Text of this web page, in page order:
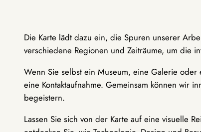
Die Karte lädt dazu ein, die Spuren unserer
verschiedene Regionen und Zeiträume, um die
Wenn Sie selbst ein Museum, eine Galerie
eine Kontaktaufnahme. Gemeinsam können wir
begeistern.
Lassen Sie sich von der Karte auf eine visuelle